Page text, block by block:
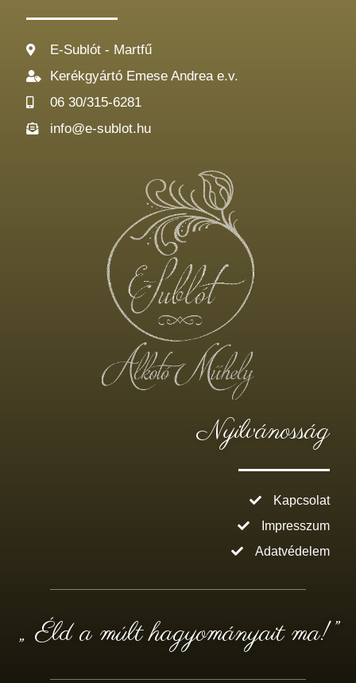
E-Sublót - Martfű
Kerékgyártó Emese Andrea e.v.
06 30/315-6281
info@e-sublot.hu
Nyilvánosság
Kapcsolat
Impresszum
Adatvédelem
„ Éld a múlt hagyományait ma!”